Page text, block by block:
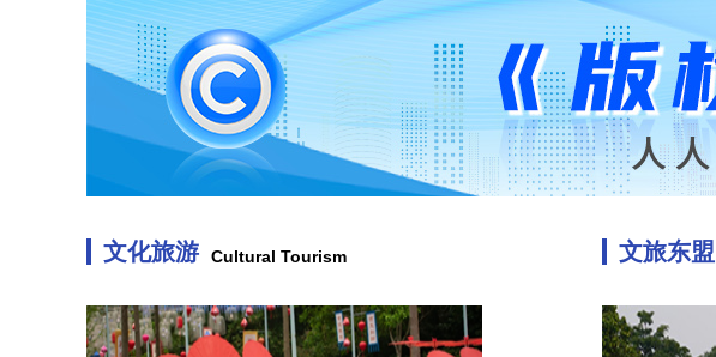
文化旅游 Cultural Tourism 文旅东盟